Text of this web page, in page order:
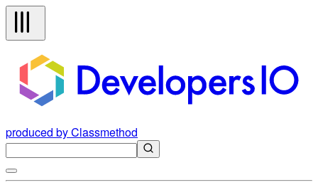
produced by Classmethod